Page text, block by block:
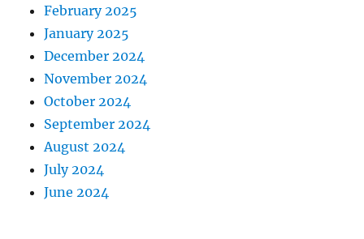
February 2025
January 2025
December 2024
November 2024
October 2024
September 2024
August 2024
July 2024
June 2024